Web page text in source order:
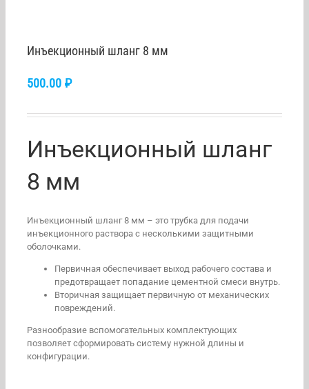
Инъекционный шланг 8 мм
500.00 ₽
Инъекционный шланг
8 мм
Инъекционный шланг 8 мм – это трубка для подачи
инъекционного раствора с несколькими защитными
оболочками.
Первичная обеспечивает выход рабочего состава и
предотвращает попадание цементной смеси внутрь.
Вторичная защищает первичную от механических
повреждений.
Разнообразие вспомогательных комплектующих
позволяет сформировать систему нужной длины и
конфигурации.